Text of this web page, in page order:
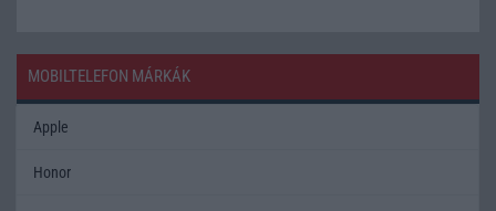
MOBILTELEFON MÁRKÁK
Apple
Honor